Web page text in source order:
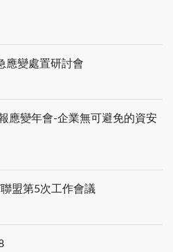
應變處置研討會
應變年會-企業無可避免的資安
盟第5次工作會議